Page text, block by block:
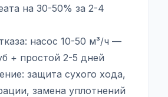
на 30-50% за 2-4
насос 10-50 м³/ч —
+ простой 2-5 дней
защита сухого хода,
замена уплотнений